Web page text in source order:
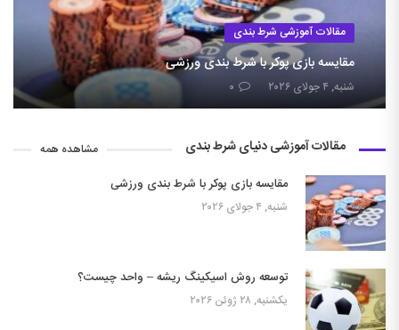
مقالات آموزشی شرط بندی
مقایسه بازی پوکر با شرط بندی ورزشی
شنبه, ۴ جولای ۲۰۲۶ ۰
مقالات آموزشی دنیای شرط بندی مشاهده همه
مقایسه بازی پوکر با شرط بندی ورزشی
شنبه, ۴ جولای ۲۰۲۶
توسعه روش اسیکینگ ریشه – واحد چیست؟
یکشنبه, ۲۸ ژوئن ۲۰۲۶